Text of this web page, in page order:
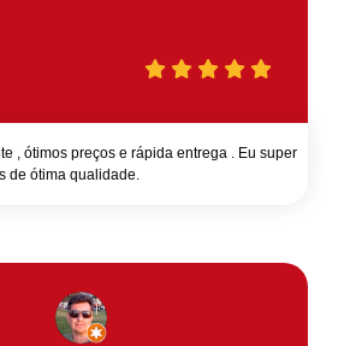
, ótimos preços e rápida entrega . Eu super
de ótima qualidade.